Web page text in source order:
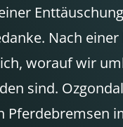
Nach
worauf wir
sind.